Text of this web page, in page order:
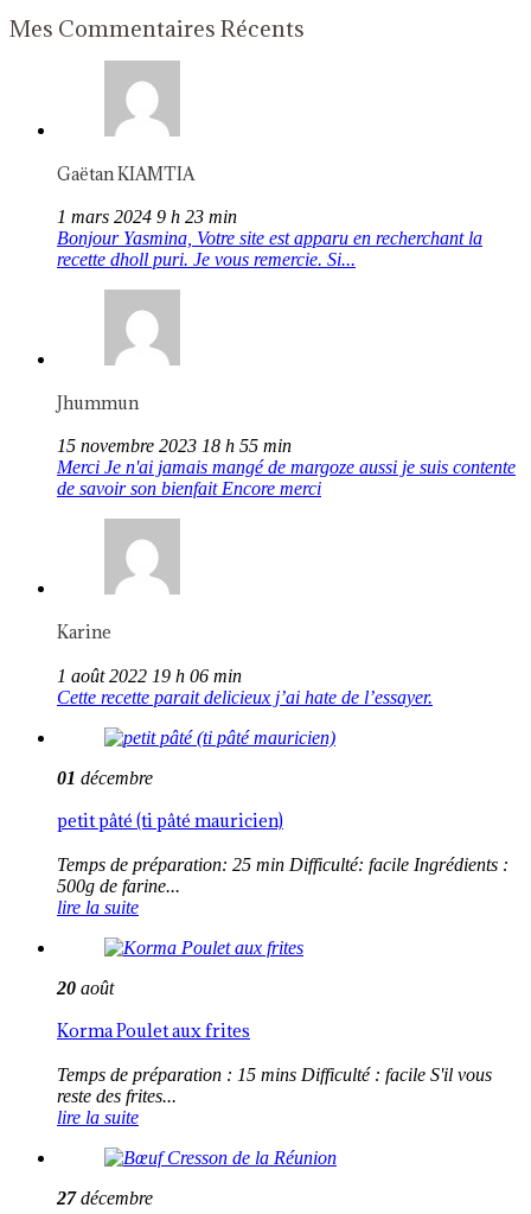
Mes Commentaires Récents
Gaëtan KIAMTIA
1 mars 2024 9 h 23 min
Bonjour Yasmina, Votre site est apparu en recherchant la
recette dholl puri. Je vous remercie. Si...
Jhummun
15 novembre 2023 18 h 55 min
Merci Je n'ai jamais mangé de margoze aussi je suis contente
de savoir son bienfait Encore merci
Karine
1 août 2022 19 h 06 min
Cette recette parait delicieux j’ai hate de l’essayer.
01 décembre
petit pâté (ti pâté mauricien)
Temps de préparation: 25 min Difficulté: facile Ingrédients :
500g de farine...
lire la suite
20 août
Korma Poulet aux frites
Temps de préparation : 15 mins Difficulté : facile S'il vous
reste des frites...
lire la suite
27décembre